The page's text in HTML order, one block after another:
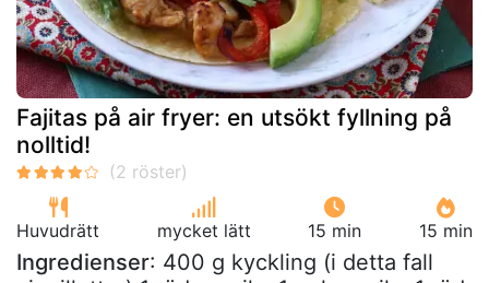
Fajitas på air fryer: en utsökt fyllning på
nolltid!
Huvudrätt mycket lätt 15 min 15 min
Ingredienser: 400 g kyckling (i detta fall